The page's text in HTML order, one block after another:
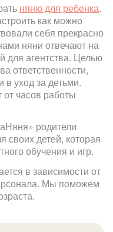
няню для ребенка.
как можно
себя прекрасно
няни отвечают на
для агентства. Целью
ответственности,
в уход за детьми.
от часов работы
родители
детей, которая
обучения и игр.
в зависимости от
Мы поможем